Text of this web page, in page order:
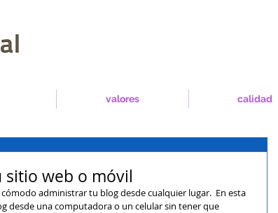
valores calidad
sitio web o móvil
administrar tu blog desde cualquier lugar.  En esta
desde una computadora o un celular sin tener que